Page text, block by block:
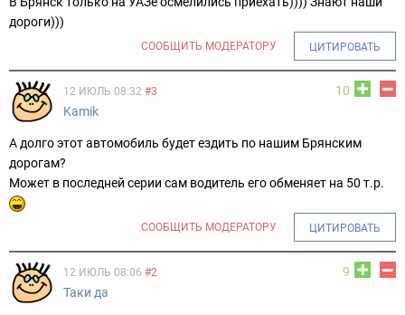
дороги)))
СООБЩИТЬ МОДЕРАТОРУ ЦИТИРОВАТЬ
10
12 ИЮЛЬ 08:32 #3
Kamik
А долго этот автомобиль будет ездить по нашим Брянским
дорогам?
Может в последней серии сам водитель его обменяет на 50 т.р.
СООБЩИТЬ МОДЕРАТОРУ ЦИТИРОВАТЬ
9
12 ИЮЛЬ 08:06 #2
Таки да